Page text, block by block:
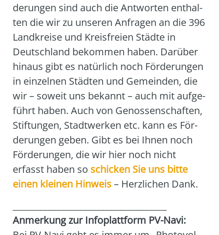
de­run­gen sind auch die Ant­wor­ten ent­hal­
ten die wir zu unse­ren Anfra­gen an die 396
Land­krei­se und Kreis­frei­en Städ­te in
Deutsch­land bekom­men haben. Dar­über
hin­aus gibt es natür­lich noch För­de­run­gen
in ein­zel­nen Städ­ten und Gemein­den, die
wir – soweit uns bekannt – auch mit auf­ge­
führt haben. Auch von Genos­sen­schaf­ten,
Stif­tun­gen, Stadt­wer­ken etc. kann es För­
de­run­gen geben. Gibt es bei Ihnen noch
För­de­run­gen, die wir hier noch nicht
erfasst haben so schi­cken Sie uns bit­te
einen klei­nen Hin­weis– Herz­li­chen Dank.
Anmer­kung zur Info­platt­form PV-Navi: